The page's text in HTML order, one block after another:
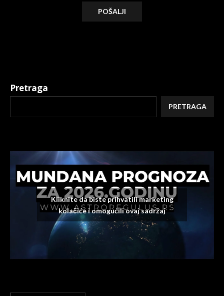
Pretraga
PRETRAGA
Kliknite da biste prihvatili marketing
kolačiće i omogućili ovaj sadržaj